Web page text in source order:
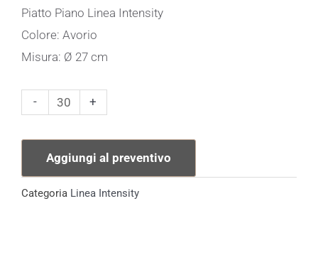
Piatto Piano Linea Intensity
Colore: Avorio
Misura: Ø 27 cm
-
Piatto
Linea
Intensity
quantità
+
Aggiungi al preventivo
Categoria Linea Intensity